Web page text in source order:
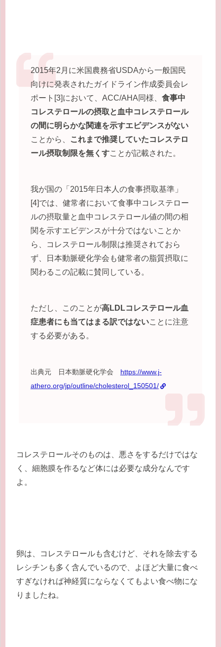
2015年2月に米国農務省USDAから一般国民
向けに発表されたガイドライン作成委員会レ
ポート[3]において、ACC/AHA同様、 食事中
コレステロールの摂取と血中コレステロール
の間に明らかな関連を示すエビデンスがない
ことから、
これまで推奨していたコレステロ
ール摂取制限を無くすことが記載された。
我が国の「2015年日本人の食事摂取基準」
[4]では、健常者において食事中コレステロー
ルの摂取量と血中コレステロール値の間の相
関を示すエビデンスが十分ではないことか
ら、コレステロール制限は推奨されておら
ず、日本動脈硬化学会も健常者の脂質摂取に
関わるこの記載に賛同している。
ただし、このことが高LDLコレステロール血
症患者にも当てはまる訳ではないことに注意
する必要がある。
出典元 日本動脈硬化学会 https://www.j-
athero.org/jp/outline/cholesterol_150501/
コレステロールそのものは、悪さをするだけではな
く、細胞膜を作るなど体には必要な成分なんです
よ。
卵は、コレステロールも含むけど、それを除去する
レシチンも多く含んでいるので、よほど大量に食べ
すぎなければ神経質にならなくてもよい食べ物にな
りましたね。